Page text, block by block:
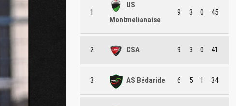
1
US
Montmelianaise
9 3 0 45
2 CSA 9 3 0 41
3 AS Bédaride 6 5 1 34